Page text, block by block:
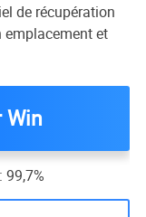
de récupération
emplacement et
Win
99,7%